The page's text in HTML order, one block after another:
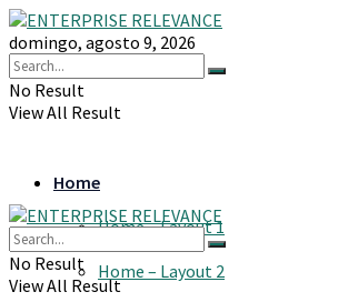
domingo, agosto 9, 2026
No Result
View All Result
Home
Home – Layout 1
Home – Layout 2
No Result
View All Result